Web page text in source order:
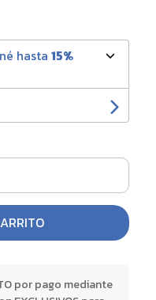
hasta 15%
por pago mediante